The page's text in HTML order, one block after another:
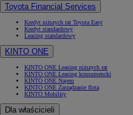
Toyota Financial Services
Kredyt niższych rat Toyota Easy
Kredyt standardowy
Leasing standardowy
KINTO ONE
KINTO ONE Leasing niższych rat
KINTO ONE Leasing konsumencki
KINTO ONE Najem
KINTO ONE Zarządzanie flotą
KINTO Mobility
Dla właścicieli